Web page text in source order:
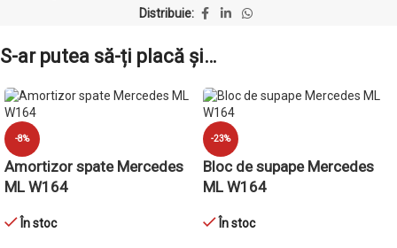
Distribuie:
S-ar putea să-ți placă și…
-8%
Amortizor spate Mercedes
ML W164
În stoc
-23%
Bloc de supape Mercedes
ML W164
În stoc